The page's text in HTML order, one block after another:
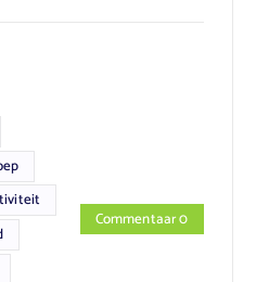
Commentaar 0